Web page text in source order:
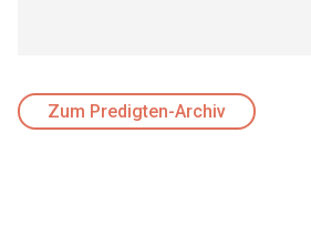
Zum Predigten-Archiv